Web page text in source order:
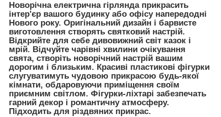
Новорічна електрична гірлянда прикрасить
інтер'єр вашого будинку або офісу напередодні
Нового року. Оригінальний дизайн і барвисте
виготовлення створять святковий настрій.
Відкрийте для себе дивовижний світ казок і
мрій. Відчуйте чарівні хвилини очікування
свята, створіть новорічний настрій вашим
дорогим і близьким. Красиві пластикові фігурки
слугуватимуть чудовою прикрасою будь-якої
кімнати, обдаровуючи приміщення своїм
приємним світлом. Фігурки-ліхтарі забезпечать
гарний декор і романтичну атмосферу.
Підходить для різдвяних прикрас.